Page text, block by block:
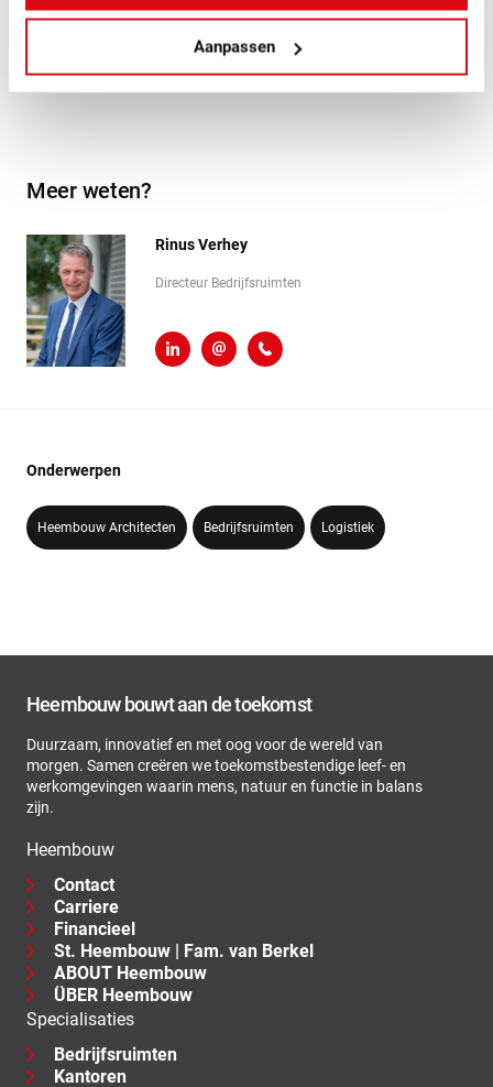
Aanpassen
bijgestaan door CMS en commercieel door INDUSTRIAL
Meer weten?
Rinus Verhey
Directeur Bedrijfsruimten
LinkedInr.verhey@heembouw.nl
071 - 332 00 50
Onderwerpen
Heembouw Architecten Bedrijfsruimten Logistiek
Heembouw bouwt aan de toekomst
Duurzaam, innovatief en met oog voor de wereld van
morgen. Samen creëren we toekomstbestendige leef- en
werkomgevingen waarin mens, natuur en functie in balans
zijn.
Heembouw
Contact
Carriere
Financieel
St. Heembouw | Fam. van Berkel
ABOUT Heembouw
ÜBER Heembouw
Specialisaties
Bedrijfsruimten
Kantoren